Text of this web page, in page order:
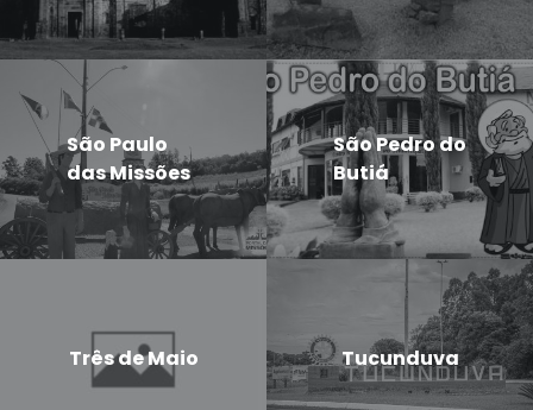
São Paulo
das Missões
São Pedro do
Butiá
Três de Maio Tucunduva